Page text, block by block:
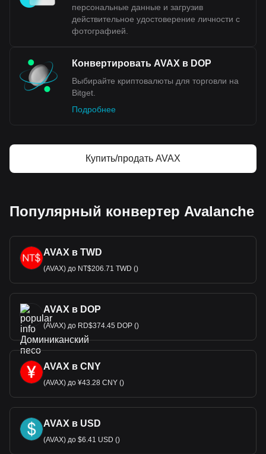
персональные данные и загрузив
действительное удостоверение личности с
фотографией.
Конвертировать AVAX в DOP
Выбирайте криптовалюты для торговли на
Bitget.
Подробнее
Купить/продать AVAX
Популярный конвертер Avalanche
AVAX в TWD
(AVAX) до NT$206.71 TWD ()
AVAX в DOP
(AVAX) до RD$374.45 DOP ()
AVAX в CNY
(AVAX) до ¥43.28 CNY ()
AVAX в USD
(AVAX) до $6.41 USD ()